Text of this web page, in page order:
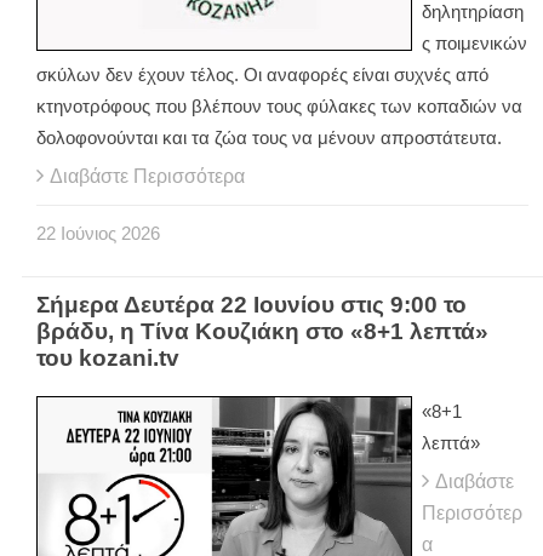
δηλητηρίαση
ς ποιμενικών
σκύλων δεν έχουν τέλος. Οι αναφορές είναι συχνές από
κτηνοτρόφους που βλέπουν τους φύλακες των κοπαδιών να
δολοφονούνται και τα ζώα τους να μένουν απροστάτευτα.
Διαβάστε Περισσότερα
22 Ιούνιος 2026
Σήμερα Δευτέρα 22 Ιουνίου στις 9:00 το
βράδυ, η Τίνα Κουζιάκη στο «8+1 λεπτά»
του kozani.tv
«8+1
λεπτά»
Διαβάστε
Περισσότερ
α